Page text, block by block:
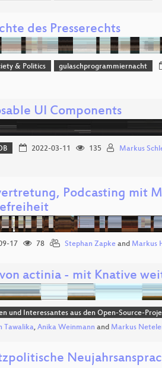
des Presserechts
& Politics gulaschprogrammiernacht
UI Components
2022-03-11 135 Markus
Podcasting mit
17 78 Stephan Zapke and Markus
actinia - mit Knative
und Interessantes aus den Open-Source-
Tawalika, Anika Weinmann and Markus